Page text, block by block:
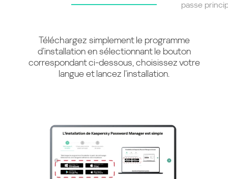
passe
Téléchargez simplement le programme
d’installation en sélectionnant le bouton
correspondant ci-dessous, choisissez votre
langue et lancez l’installation.